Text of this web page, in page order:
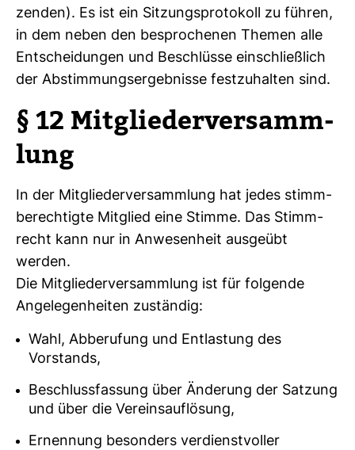
zenden). Es ist ein Sit­zungs­pro­to­koll zu führen,
in dem neben den bespro­chenen Themen alle
Ent­schei­dungen und Beschlüsse ein­schließ­lich
der Abstim­mungs­er­geb­nisse fest­zu­halten sind.
§ 12 Mit­glie­der­ver­samm­
lung
In der Mit­glie­der­ver­samm­lung hat jedes stimm­
be­rech­tigte Mit­glied eine Stimme. Das Stimm­
recht kann nur in Anwe­sen­heit aus­geübt
werden.
Die Mit­glie­der­ver­samm­lung ist für fol­gende
Ange­le­gen­heiten zuständig:
Wahl, Abberufung und Entlastung des
Vorstands,
Beschlussfassung über Änderung der Satzung
und über die Vereinsauflösung,
Ernennung besonders verdienstvoller